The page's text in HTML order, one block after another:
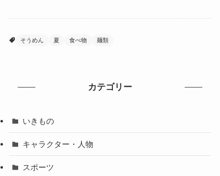
そうめん 夏 食べ物 麺類
カテゴリー
いきもの
キャラクター・人物
スポーツ